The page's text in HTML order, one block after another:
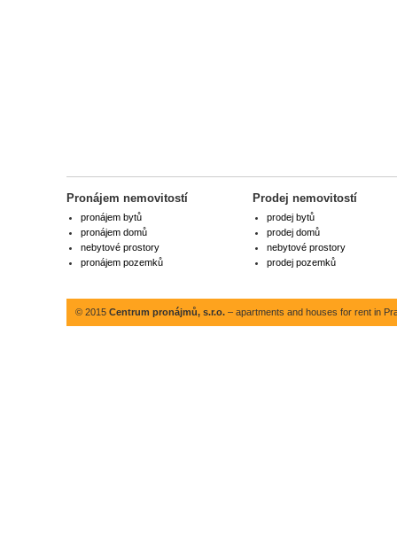
Pronájem nemovitostí
pronájem bytů
pronájem domů
nebytové prostory
pronájem pozemků
Prodej nemovitostí
prodej bytů
prodej domů
nebytové prostory
prodej pozemků
© 2015 Centrum pronájmů, s.r.o.– apartments and houses for rent in